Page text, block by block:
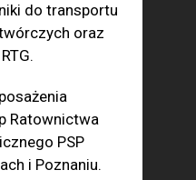
do transportu
oraz
Ratownictwa
PSP
i Poznaniu.